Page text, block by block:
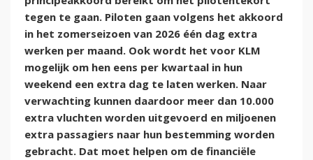
tegen te gaan. Piloten gaan volgens het akkoord
in het zomerseizoen van 2026 één dag extra
werken per maand. Ook wordt het voor KLM
mogelijk om hen eens per kwartaal in hun
weekend een extra dag te laten werken. Naar
verwachting kunnen daardoor meer dan 10.000
extra vluchten worden uitgevoerd en miljoenen
extra passagiers naar hun bestemming worden
gebracht. Dat moet helpen om de financiële